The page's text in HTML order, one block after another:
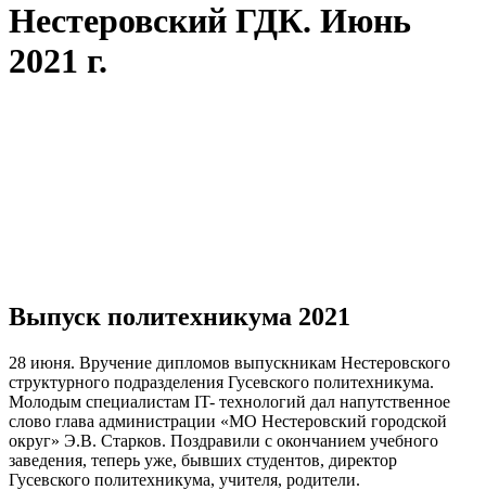
Нестеровский ГДК. Июнь
2021 г.
Выпуск политехникума 2021
28 июня. Вручение дипломов выпускникам Нестеровского
структурного подразделения Гусевского политехникума.
Молодым специалистам IT- технологий дал напутственное
слово глава администрации «МО Нестеровский городской
округ» Э.В. Старков. Поздравили с окончанием учебного
заведения, теперь уже, бывших студентов, директор
Гусевского политехникума, учителя, родители.